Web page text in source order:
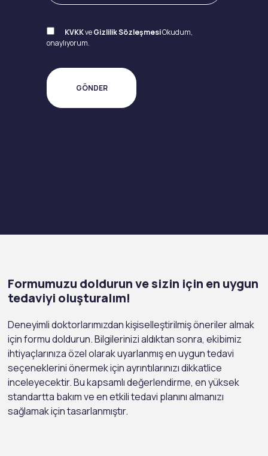
KVKKveGizlilik SözleşmesiOkudum,
onaylıyorum.
Formumuzu doldurun ve sizin için en uygun
tedaviyi oluşturalım!
Deneyimli doktorlarımızdan kişiselleştirilmiş öneriler almak
için formu doldurun. Bilgilerinizi aldıktan sonra, ekibimiz
ihtiyaçlarınıza özel olarak uyarlanmış en uygun tedavi
seçeneklerini önermek için ayrıntılarınızı dikkatlice
inceleyecektir. Bu kapsamlı değerlendirme, en yüksek
standartta bakım ve en etkili tedavi planını almanızı
sağlamak için tasarlanmıştır.